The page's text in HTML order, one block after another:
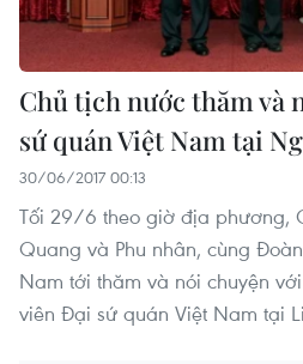
Chủ tịch nước thăm và
sứ quán Việt Nam tại
30/06/2017 00:13
Tối 29/6 theo giờ địa phương,
Quang và Phu nhân, cùng
Nam tới thăm và nói chuyện
viên Đại sứ quán Việt Nam tại